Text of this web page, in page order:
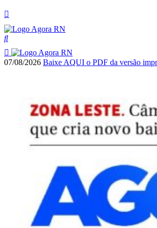
07/08/2026 Baixe AQUI o PDF da versão